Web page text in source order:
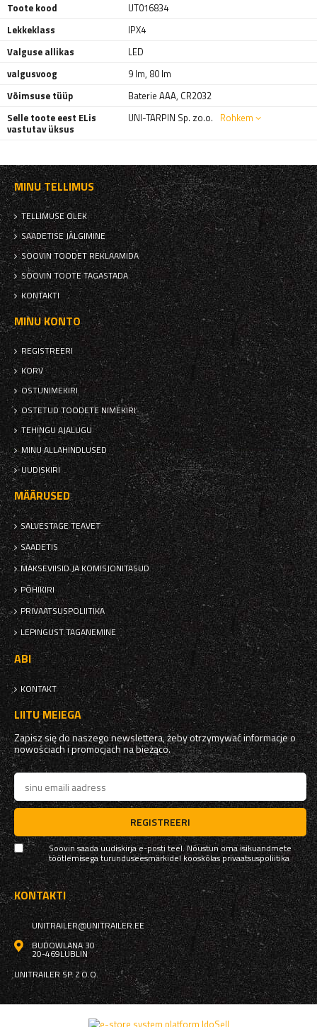
Toote kood
UT016834
Lekkeklass
IPX4
Valguse allikas
LED
valgusvoog
9 lm, 80 lm
Võimsuse tüüp
Baterie AAA, CR2032
Selle toote eest ELis
vastutav üksus
UNI-TARPIN Sp. zo.o. Rohkem
MINU TELLIMUS
TELLIMUSE OLEK
SAADETISE JÄLGIMINE
SOOVIN TOODET REKLAAMIDA
SOOVIN TOOTE TAGASTADA
KONTAKTI
MINU KONTO
REGISTREERI
KORV
OSTUNIMEKIRI
OSTETUD TOODETE NIMEKIRI
TEHINGU AJALUGU
MINU ALLAHINDLUSED
UUDISKIRI
MÄÄRUSED
SALVESTAGE TEAVET
SAADETIS
MAKSEVIISID JA KOMISJONITASUD
PÕHIKIRI
PRIVAATSUSPOLIITIKA
LEPINGUST TAGANEMINE
ABI
KONTAKT
LIITU MEIEGA
Zapisz się do naszego newslettera, żeby otrzymywać informacje o
nowościach i promocjach na bieżąco.
REGISTREERI
Soovin saada uudiskirja e-posti teel. Nõustun oma isikuandmete
töötlemisega turunduseesmärkidel kooskõlasprivaatsuspoliitika
KONTAKTI
UNITRAILER@UNITRAILER.EE
BUDOWLANA 30
20-469LUBLIN
UNITRAILER SP. Z O.O.